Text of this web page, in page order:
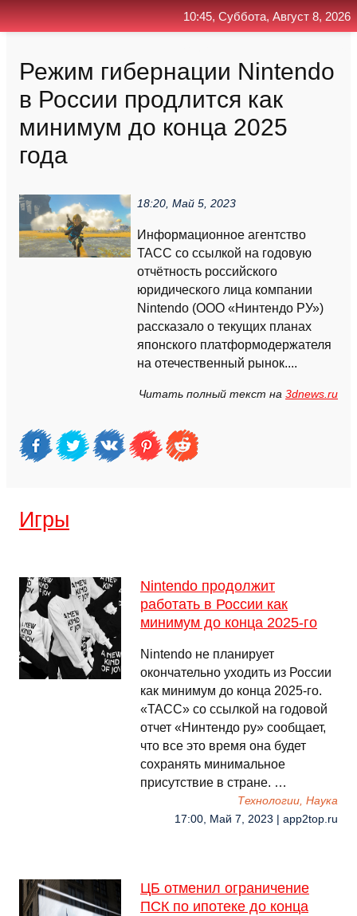
Режим гибернации Nintendo
в России продлится как
минимум до конца 2025
года
18:20, Май 5, 2023
Информационное агентство
ТАСС со ссылкой на годовую
отчётность российского
юридического лица компании
Nintendo (ООО «Нинтендо РУ»)
рассказало о текущих планах
японского платформодержателя
на отечественный рынок....
Читать полный текст на 3dnews.ru
Игры
Nintendo продолжит
работать в России как
минимум до конца 2025-го
Nintendo не планирует
окончательно уходить из России
как минимум до конца 2025-го.
«ТАСС» со ссылкой на годовой
отчет «Нинтендо ру» сообщает,
что все это время она будет
сохранять минимальное
присутствие в стране. …
Технологии, Наука
17:00, Май 7, 2023 | app2top.ru
ЦБ отменил ограничение
ПСК по ипотеке до конца
10:45, Суббота, Август 8, 2026